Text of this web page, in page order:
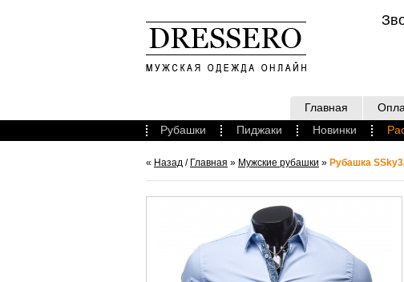
Главная
Рубашки
Пиджаки Новинки
« Назад / Главная » Мужские рубашки » Рубашка